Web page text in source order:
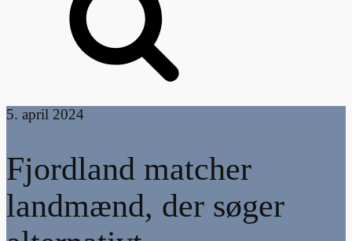
5. april 2024
Fjordland matcher
landmænd, der søger